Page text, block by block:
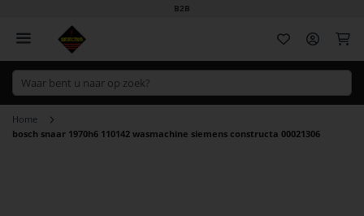
B2B
Home
bosch snaar 1970h6 110142 wasmachine siemens constructa 00021306